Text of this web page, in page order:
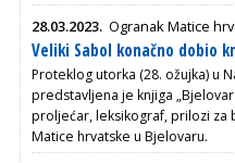
28.03.2023. Ogranak Matice
Veliki Sabol konačno dobio
Proteklog utorka (28. ožujka) u
predstavljena je knjiga
proljećar, leksikograf, prilozi za
Matice hrvatske u Bjelovaru.